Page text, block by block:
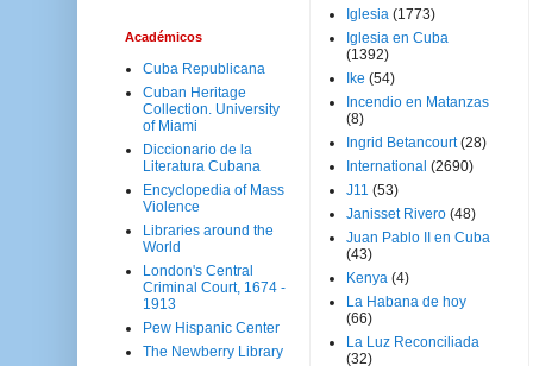
Académicos
Cuba Republicana
Cuban Heritage
Collection. University
of Miami
Diccionario de la
Literatura Cubana
Encyclopedia of Mass
Violence
Libraries around the
World
London's Central
Criminal Court, 1674 -
1913
Pew Hispanic Center
The Newberry Library
Iglesia (1773)
Iglesia en Cuba
(1392)
Ike (54)
Incendio en Matanzas
(8)
Ingrid Betancourt (28)
International (2690)
J11 (53)
Janisset Rivero (48)
Juan Pablo II en Cuba
(43)
Kenya (4)
La Habana de hoy
(66)
La Luz Reconciliada
(32)